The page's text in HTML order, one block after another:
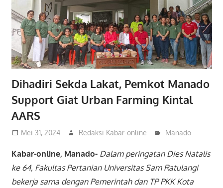
Dihadiri Sekda Lakat, Pemkot Manado
Support Giat Urban Farming Kintal
AARS
Mei 31, 2024 Redaksi Kabar-online Manado
Kabar-online, Manado- Dalam peringatan Dies Natalis
ke 64, Fakultas Pertanian Universitas Sam Ratulangi
bekerja sama dengan Pemerintah dan TP PKK Kota